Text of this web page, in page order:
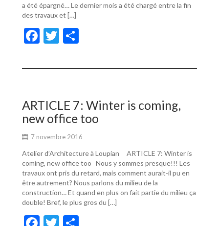
a été épargné… Le dernier mois a été chargé entre la fin
des travaux et […]
F
e
o
o
k
T
itt ta
er
ARTICLE 7: Winter is coming,
new office too
7 novembre 2016
Atelier d’Architecture à Loupian ARTICLE 7: Winter is
coming, new office too Nous y sommes presque!!! Les
travaux ont pris du retard, mais comment aurait-il pu en
être autrement? Nous parlons du milieu de la
construction… Et quand en plus on fait partie du milieu ça
double! Bref, le plus gros du […]